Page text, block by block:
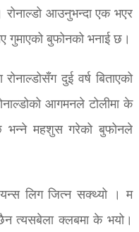
आउनुभन्दा एक भएर
बुफोनको भनाई छ।
दुई वर्ष बिताएको
आगमनले टोलीमा के
भन्ने महशुस गरेको बुफोनले
लिग जित्न सक्थ्यो । म
त्यसबेला क्लबमा के भयो।